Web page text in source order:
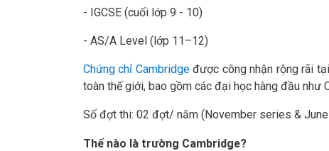
- IGCSE (cuối lớp 9 - 10)
- AS/A Level (lớp 11–12)
Chứng chỉ Cambridgeđược công nhận rộng rãi
toàn thế giới, bao gồm các đại học hàng đầu như
Số đợt thi: 02 đợt/ năm (November series &
Thế nào là trường Cambridge?